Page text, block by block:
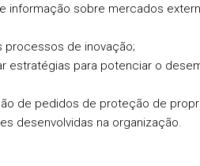
informação sobre mercados
processos de inovação;
estratégias para potenciar o
de pedidos de proteção de
desenvolvidas na organização.